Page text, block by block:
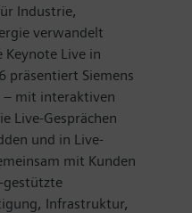
Industrie,
verwandelt
Live in
präsentiert Siemens
– mit interaktiven
Live-Gesprächen
und in Live-
mit Kunden
gestützte
Infrastruktur,